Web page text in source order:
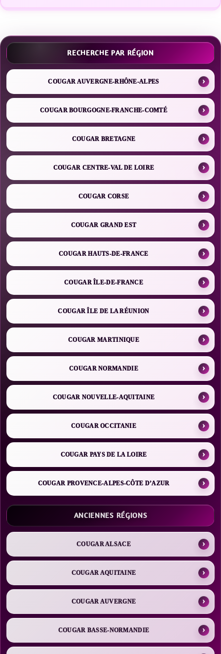
RECHERCHE PAR RÉGION
COUGAR AUVERGNE-RHÔNE-ALPES
COUGAR BOURGOGNE-FRANCHE-COMTÉ
COUGAR BRETAGNE
COUGAR CENTRE-VAL DE LOIRE
COUGAR CORSE
COUGAR GRAND EST
COUGAR HAUTS-DE-FRANCE
COUGAR ÎLE-DE-FRANCE
COUGAR ÎLE DE LA RÉUNION
COUGAR MARTINIQUE
COUGAR NORMANDIE
COUGAR NOUVELLE-AQUITAINE
COUGAR OCCITANIE
COUGAR PAYS DE LA LOIRE
COUGAR PROVENCE-ALPES-CÔTE D’AZUR
ANCIENNES RÉGIONS
COUGAR ALSACE
COUGAR AQUITAINE
COUGAR AUVERGNE
COUGAR BASSE-NORMANDIE